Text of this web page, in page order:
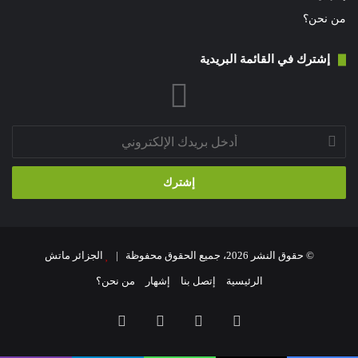
من نحن؟
إشترك في القائمة البريدية
أدخل
بريدك
الإلكتروني
© حقوق النشر 2026، جميع الحقوق محفوظة | الجزائر ماتش
الرئيسية إتصل بنا إشهار من نحن؟
فيسبوك ‫YouTube